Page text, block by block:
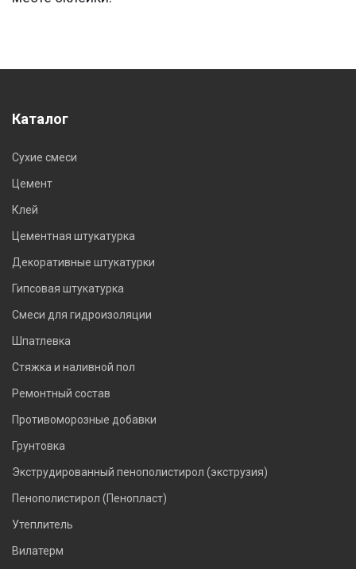
Каталог
Сухие смеси
Цемент
Клей
Цементная штукатурка
Декоративные штукатурки
Гипсовая штукатурка
Смеси для гидроизоляции
Шпатлевка
Стяжка и наливной пол
Ремонтный состав
Противоморозные добавки
Грунтовка
Экструдированный пенополистирол (экструзия)
Пенополистирол (Пенопласт)
Утеплитель
Вилатерм